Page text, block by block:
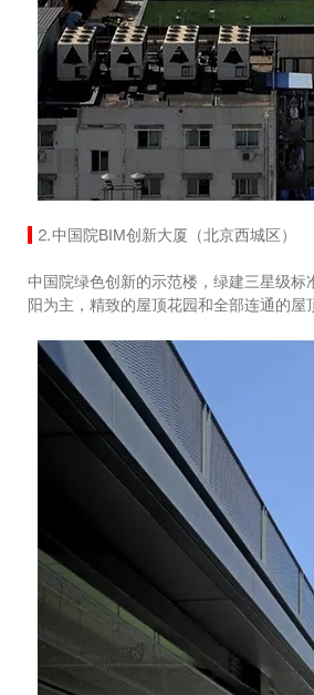
⒉中国院BIM创新大厦（北京西城区）
中国院绿色创新的示范楼，绿建三星级
阳为主，精致的屋顶花园和全部连通的